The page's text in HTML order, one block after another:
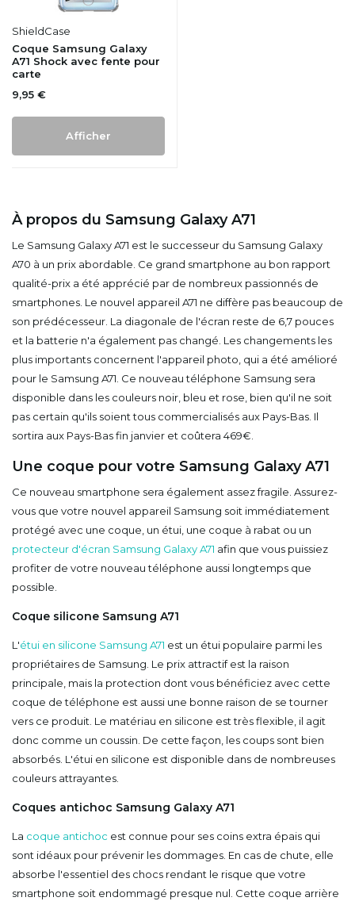
ShieldCase
Coque Samsung Galaxy
A71 Shock avec fente pour
carte
9,95 €
Afficher
À propos du Samsung Galaxy A71
Le Samsung Galaxy A71 est le successeur du Samsung Galaxy
A70 à un prix abordable. Ce grand smartphone au bon rapport
qualité-prix a été apprécié par de nombreux passionnés de
smartphones. Le nouvel appareil A71 ne diffère pas beaucoup de
son prédécesseur. La diagonale de l'écran reste de 6,7 pouces
et la batterie n'a également pas changé. Les changements les
plus importants concernent l'appareil photo, qui a été amélioré
pour le Samsung A71. Ce nouveau téléphone Samsung sera
disponible dans les couleurs noir, bleu et rose, bien qu'il ne soit
pas certain qu'ils soient tous commercialisés aux Pays-Bas. Il
sortira aux Pays-Bas fin janvier et coûtera 469€.
Une coque pour votre Samsung Galaxy A71
Ce nouveau smartphone sera également assez fragile. Assurez-
vous que votre nouvel appareil Samsung soit immédiatement
protégé avec une coque, un étui, une coque à rabat ou un
protecteur d'écran Samsung Galaxy A71 afin que vous puissiez
profiter de votre nouveau téléphone aussi longtemps que
possible.
Coque silicone Samsung A71
L'étui en silicone Samsung A71 est un étui populaire parmi les
propriétaires de Samsung. Le prix attractif est la raison
principale, mais la protection dont vous bénéficiez avec cette
coque de téléphone est aussi une bonne raison de se tourner
vers ce produit. Le matériau en silicone est très flexible, il agit
donc comme un coussin. De cette façon, les coups sont bien
absorbés. L'étui en silicone est disponible dans de nombreuses
couleurs attrayantes.
Coques antichoc Samsung Galaxy A71
La coque antichoc est connue pour ses coins extra épais qui
sont idéaux pour prévenir les dommages. En cas de chute, elle
absorbe l'essentiel des chocs rendant le risque que votre
smartphone soit endommagé presque nul. Cette coque arrière